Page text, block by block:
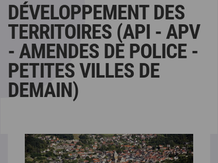
DÉVELOPPEMENT DES
TERRITOIRES (API - APV
- AMENDES DE POLICE -
PETITES VILLES DE
DEMAIN)